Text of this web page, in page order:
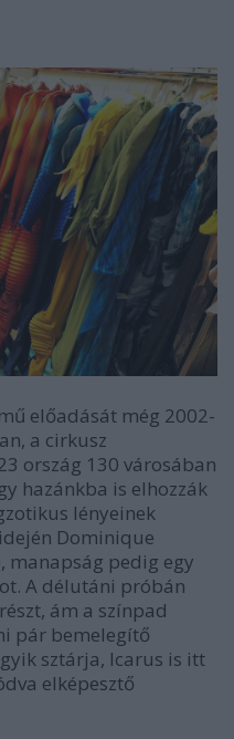
előadását még 2002-
a cirkusz
ország 130 városában
hazánkba is elhozzák
lényeinek
Dominique
manapság pedig egy
A délutáni próbán
ám a színpad
pár bemelegítő
sztárja, Icarus is itt
elképesztő